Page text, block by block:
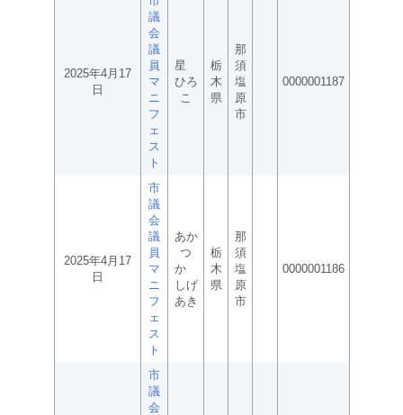
2025年4月17
日
議
会
議
員
マ
ニ
フ
ェ
ス
ト
星
ひろ
こ
栃
木
県
那
須
塩
原
市
0000001187
2025年4月17
日
市
議
会
議
員
マ
ニ
フ
ェ
ス
ト
あか
つ
か
しげ
あき
栃
木
県
那
須
塩
原
市
0000001186
市
議
会